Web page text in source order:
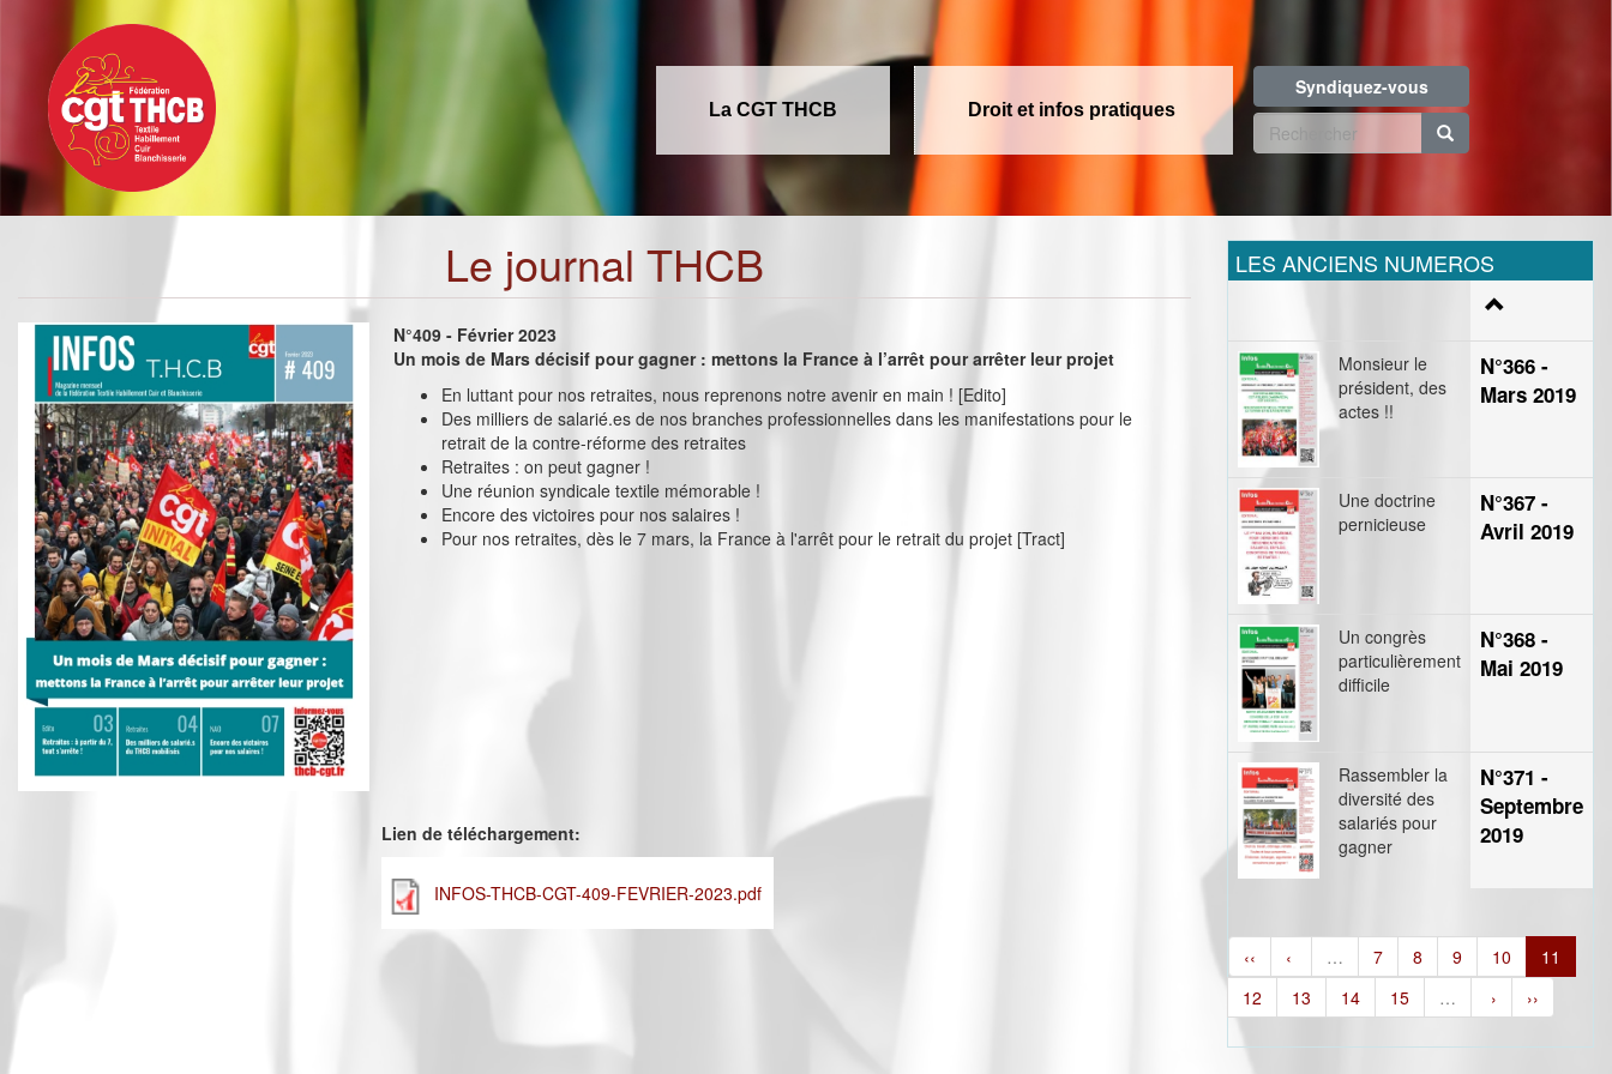
contenu
principal
La CGT THCB Droit et infos pratiques
Syndiquez-vous
Formulaire
recherche
Le journal THCB
N°409 - Février 2023
Un mois de Mars décisif pour gagner : mettons la France à l’arrêt pour arrêter leur projet
En luttant pour nos retraites, nous reprenons notre avenir en main ! [Edito]
Des milliers de salarié.es de nos branches professionnelles dans les manifestations pour le
retrait de la contre-réforme des retraites
Retraites : on peut gagner !
Une réunion syndicale textile mémorable !
Encore des victoires pour nos salaires !
Pour nos retraites, dès le 7 mars, la France à l'arrêt pour le retrait du projet [Tract]
Lien de téléchargement:
INFOS-THCB-CGT-409-FEVRIER-2023.pdf
LES ANCIENS NUMEROS
Monsieur le
président, des
actes !!
N°366 -
Mars 2019
Une doctrine
pernicieuse
N°367 -
Avril 2019
Un congrès
particulièrement
difficile
N°368 -
Mai 2019
Rassembler la
diversité des
salariés pour
gagner
N°371 -
Septembre
2019
‹‹ ‹ … 7 8 9 10
11
12
13 14 15 … › ››